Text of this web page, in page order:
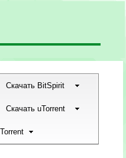
Скачать BitSpirit
Скачать uTorrent